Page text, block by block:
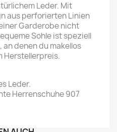
Leder. Mit
aus perforierten Linien
Garderobe nicht
Sohle ist speziell
denen du makellos
Herstellerpreis.
Leder.
Herrenschuhe 907